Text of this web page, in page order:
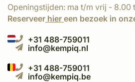
Openingstijden: ma t/m vrij - 8.00
Reserveer hier een bezoek in
+31 488-759011
info@kempiq.nl
+31 488-759011
info@kempiq.be